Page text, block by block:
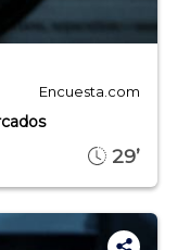
Encuesta.com
29’